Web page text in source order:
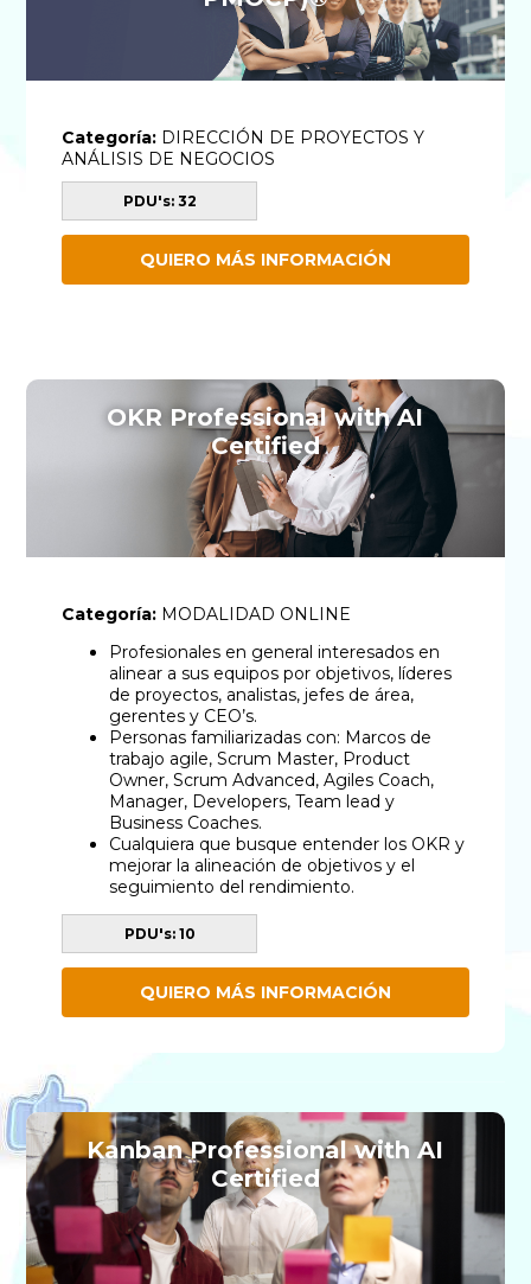
Categoría: DIRECCIÓN DE PROYECTOS Y
ANÁLISIS DE NEGOCIOS
PDU's: 32
QUIERO MÁS INFORMACIÓN
OKR Professional with AI
Certified
Categoría: MODALIDAD ONLINE
Profesionales en general interesados en
alinear a sus equipos por objetivos, líderes
de proyectos, analistas, jefes de área,
gerentes y CEO’s.
Personas familiarizadas con: Marcos de
trabajo agile, Scrum Master, Product
Owner, Scrum Advanced, Agiles Coach,
Manager, Developers, Team lead y
Business Coaches.
Cualquiera que busque entender los OKR y
mejorar la alineación de objetivos y el
seguimiento del rendimiento.
PDU's: 10
QUIERO MÁS INFORMACIÓN
Kanban Professional with AI
Certified